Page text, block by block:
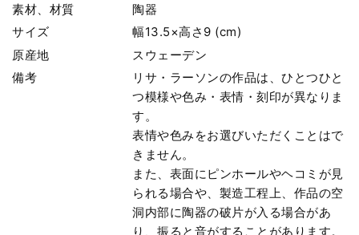
素材、材質
陶器
サイズ
幅13.5×高さ9 (cm)
原産地
スウェーデン
備考
リサ・ラーソンの作品は、ひとつひと
つ模様や色み・表情・刻印が異なりま
す。
表情や色みをお選びいただくことはで
きません。
また、表面にピンホールやヘコミが見
られる場合や、製造工程上、作品の空
洞内部に陶器の破片が入る場合があ
り、振ると音がすることがあります。